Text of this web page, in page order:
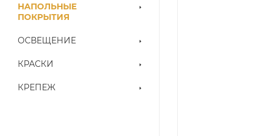
НАПОЛЬНЫЕ
ПОКРЫТИЯ
ОСВЕЩЕНИЕ
КРАСКИ
КРЕПЕЖ